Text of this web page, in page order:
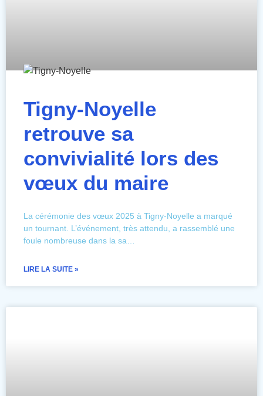
Tigny-Noyelle
retrouve sa
convivialité lors des
vœux du maire
La cérémonie des vœux 2025 à Tigny-Noyelle a marqué
un tournant. L’événement, très attendu, a rassemblé une
foule nombreuse dans la sa…
LIRE LA SUITE »